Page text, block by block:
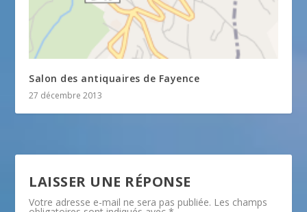
Salon des antiquaires de Fayence
27 décembre 2013
LAISSER UNE RÉPONSE
Votre adresse e-mail ne sera pas publiée. Les champs